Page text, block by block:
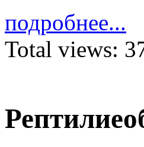
подробнее...
Total views: